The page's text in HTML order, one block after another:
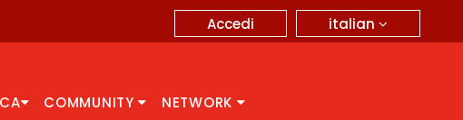
italian
Accedi
COMMUNITY NETWORK